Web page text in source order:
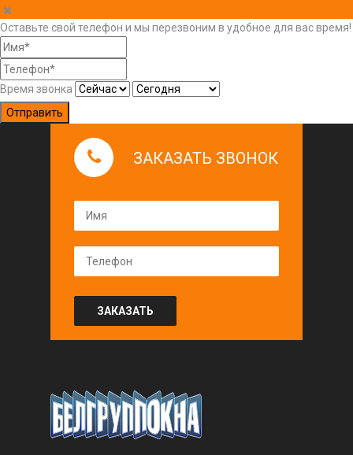
Оставьте свой телефон и мы перезвоним в удобное для вас время!
Время звонка
Отправить
ЗАКАЗАТЬ ЗВОНОК